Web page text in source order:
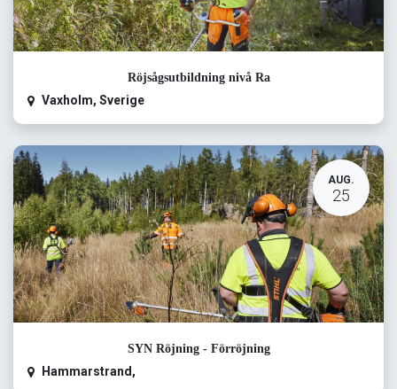
Röjsågsutbildning nivå Ra
Vaxholm, Sverige
AUG.
25
SYN Röjning - Förröjning
Hammarstrand ,